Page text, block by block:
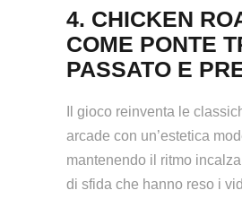
4. CHICKEN
COME PONTE
PASSATO E
Il gioco reinventa le
arcade con un’estetica
mantenendo il ritmo
di sfida che hanno reso i